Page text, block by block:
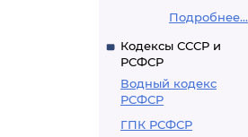
Подробнее...
Кодексы СССР и
РСФСР
Водный кодекс
РСФСР
ГПК РСФСР